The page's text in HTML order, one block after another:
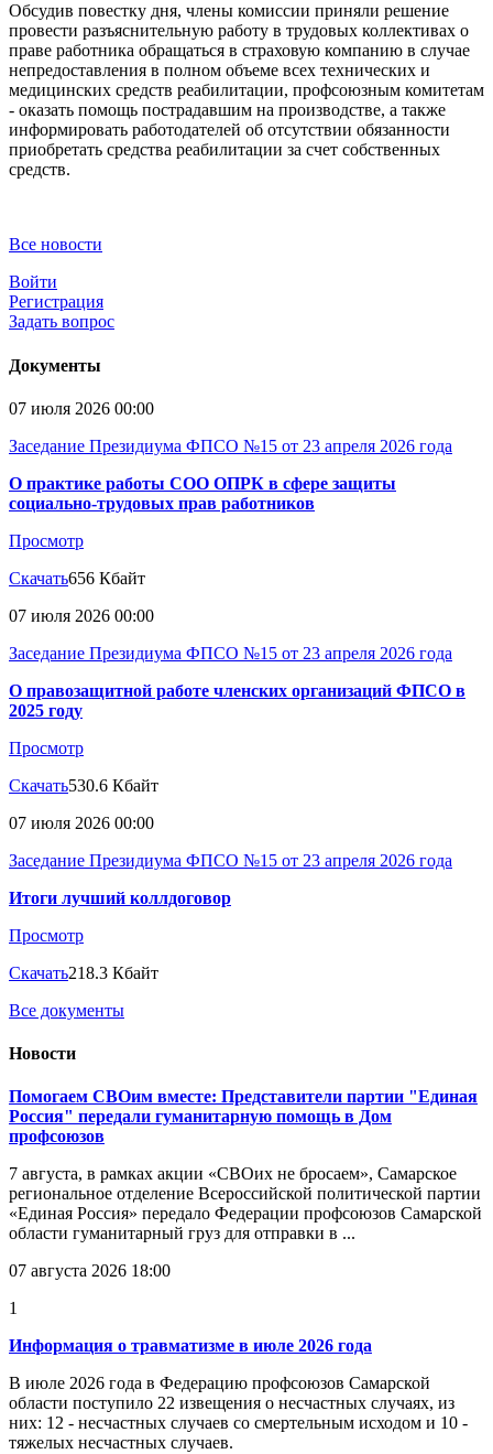
Обсудив повестку дня, члены комиссии приняли решение
провести разъяснительную работу в трудовых коллективах о
праве работника обращаться в страховую компанию в случае
непредоставления в полном объеме всех технических и
медицинских средств реабилитации, профсоюзным комитетам
- оказать помощь пострадавшим на производстве, а также
информировать работодателей об отсутствии обязанности
приобретать средства реабилитации за счет собственных
средств.
Все новости
Войти
Регистрация
Задать вопрос
Документы
07 июля 2026 00:00
Заседание Президиума ФПСО №15 от 23 апреля 2026 года
О практике работы СОО ОПРК в сфере защиты
социально-трудовых прав работников
Просмотр
Скачать656 Кбайт
07 июля 2026 00:00
Заседание Президиума ФПСО №15 от 23 апреля 2026 года
О правозащитной работе членских организаций ФПСО в
2025 году
Просмотр
Скачать530.6 Кбайт
07 июля 2026 00:00
Заседание Президиума ФПСО №15 от 23 апреля 2026 года
Итоги лучший коллдоговор
Просмотр
Скачать218.3 Кбайт
Все документы
Новости
Помогаем СВОим вместе: Представители партии "Единая
Россия" передали гуманитарную помощь в Дом
профсоюзов
7 августа, в рамках акции «СВОих не бросаем», Самарское
региональное отделение Всероссийской политической партии
«Единая Россия» передало Федерации профсоюзов Самарской
области гуманитарный груз для отправки в ...
07 августа 2026 18:00
1
Информация о травматизме в июле 2026 года
В июле 2026 года в Федерацию профсоюзов Самарской
области поступило 22 извещения о несчастных случаях, из
них: 12 - несчастных случаев со смертельным исходом и 10 -
тяжелых несчастных случаев.